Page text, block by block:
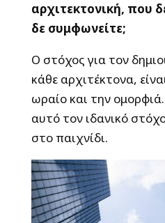
αρχιτεκτονική, που
δε συμφωνείτε;
Ο στόχος για τον
κάθε αρχιτέκτονα,
ωραίο και την
αυτό τον ιδανικό
στο παιχνίδι.